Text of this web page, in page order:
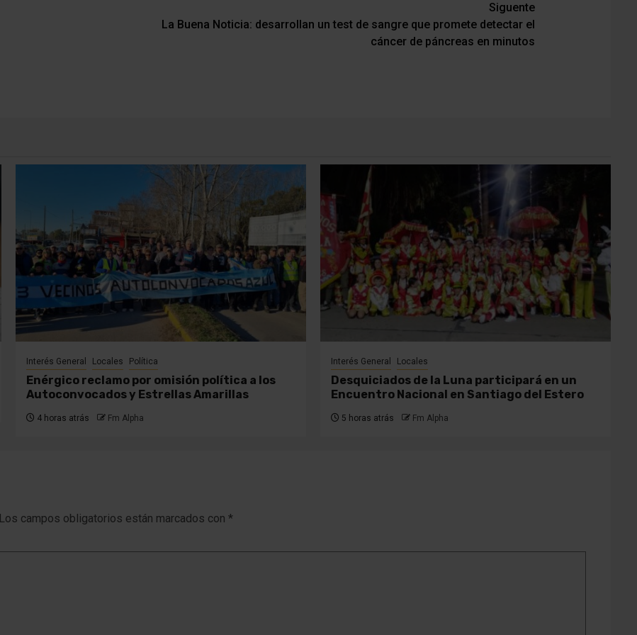
Siguente
La Buena Noticia: desarrollan un test de sangre que promete detectar el
cáncer de páncreas en minutos
Interés General Locales Política
Enérgico reclamo por omisión política a los
Autoconvocados y Estrellas Amarillas
4 horas atrás Fm Alpha
Interés General Locales
Desquiciados de la Luna participará en un
Encuentro Nacional en Santiago del Estero
5 horas atrás Fm Alpha
Los campos obligatorios están marcados con *